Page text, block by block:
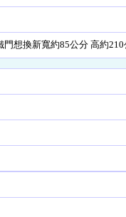
門想換新寬約85公分 高約210